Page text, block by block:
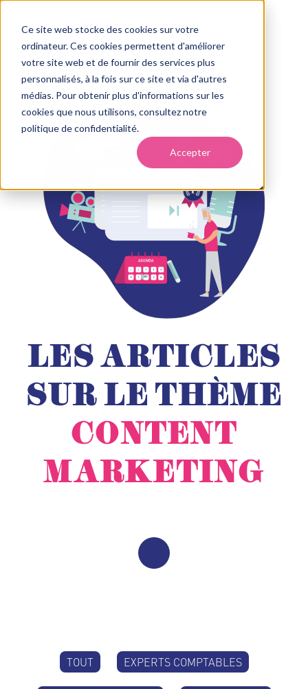
Ce site web stocke des cookies sur votre
ordinateur. Ces cookies permettent d'améliorer
votre site web et de fournir des services plus
personnalisés, à la fois sur ce site et via d'autres
médias. Pour obtenir plus d'informations sur les
cookies que nous utilisons, consultez notre
politique de confidentialité.
Accepter
LES ARTICLES
SUR LE THÈME
CONTENT
MARKETING
TOUT EXPERTS COMPTABLES